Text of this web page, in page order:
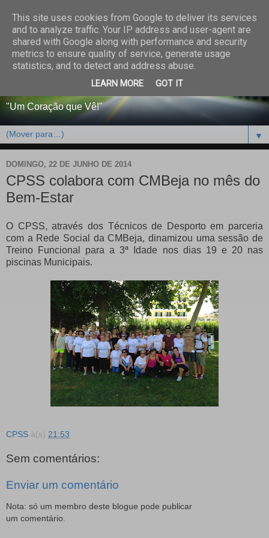
CENTRO PAROQUIAL E
SOCIAL DO SALVADOR
DE BEJA
"Um Coração que Vê!"
▼
DOMINGO, 22 DE JUNHO DE 2014
CPSS colabora com CMBeja no mês do
Bem-Estar
O CPSS, através dos Técnicos de Desporto em parceria
com a Rede Social da CMBeja, dinamizou uma sessão de
Treino Funcional para a 3ª Idade nos dias 19 e 20 nas
piscinas Municipais.
CPSS à(s) 21:53
Sem comentários:
Enviar um comentário
Nota: só um membro deste blogue pode publicar
um comentário.
This site uses cookies from Google to deliver its services
and to analyze traffic. Your IP address and user-agent are
shared with Google along with performance and security
metrics to ensure quality of service, generate usage
statistics, and to detect and address abuse.
LEARN MORE GOT IT